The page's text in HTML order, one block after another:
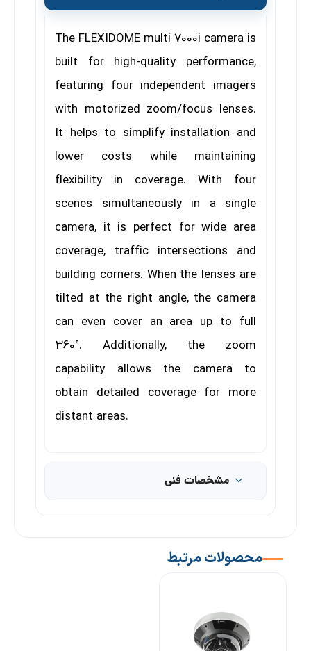
The FLEXIDOME multi 7000i camera is
built for high-quality performance,
featuring four independent imagers
with motorized zoom/focus lenses.
It helps to simplify installation and
lower costs while maintaining
flexibility in coverage. With four
scenes simultaneously in a single
camera, it is perfect for wide area
coverage, traffic intersections and
building corners. When the lenses are
tilted at the right angle, the camera
can even cover an area up to full
360°. Additionally, the zoom
capability allows the camera to
obtain detailed coverage for more
distant areas.
مشخصات فنی
محصولات مرتبط